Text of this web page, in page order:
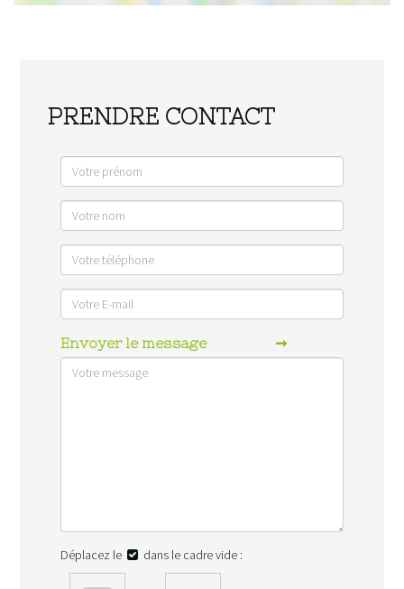
PRENDRE CONTACT
Envoyer le message ➞
Déplacez le dans le cadre vide :